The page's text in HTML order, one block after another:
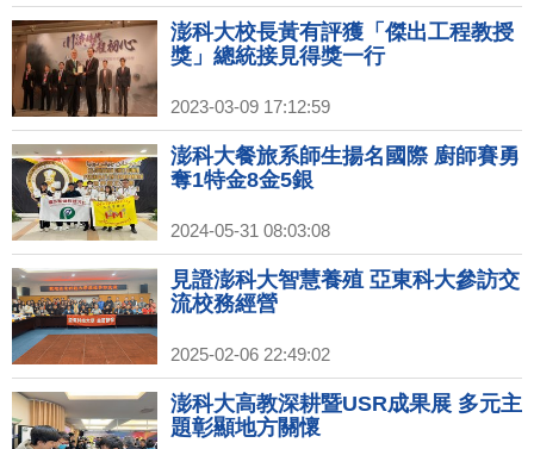
澎科大校長黃有評獲「傑出工程教授
獎」總統接見得獎一行
2023-03-09 17:12:59
澎科大餐旅系師生揚名國際 廚師賽勇
奪1特金8金5銀
2024-05-31 08:03:08
見證澎科大智慧養殖 亞東科大參訪交
流校務經營
2025-02-06 22:49:02
澎科大高教深耕暨USR成果展 多元主
題彰顯地方關懷